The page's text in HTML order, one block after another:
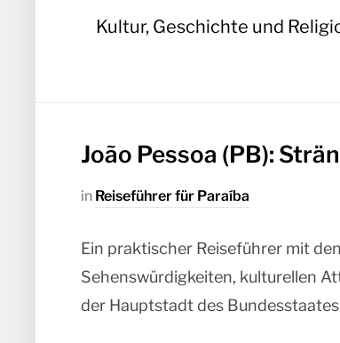
Kultur, Geschichte und
João Pessoa (PB):
in Reiseführer für Paraíba
Ein praktischer Reiseführer mit
Sehenswürdigkeiten, kulturellen
der Hauptstadt des